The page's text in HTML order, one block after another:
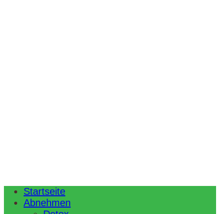
Startseite
Abnehmen